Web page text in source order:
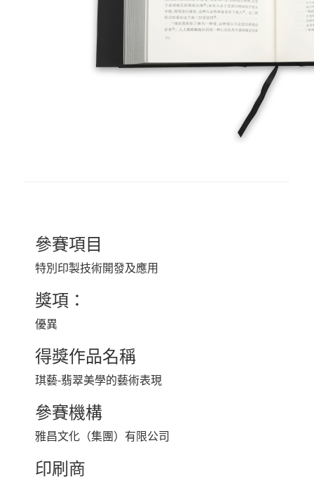
參賽項目
特別印製技術開發及應用
獎項：
優異
得獎作品名稱
琪藝-翡翠美學的藝術表現
參賽機構
雅昌文化（集團）有限公司
印刷商